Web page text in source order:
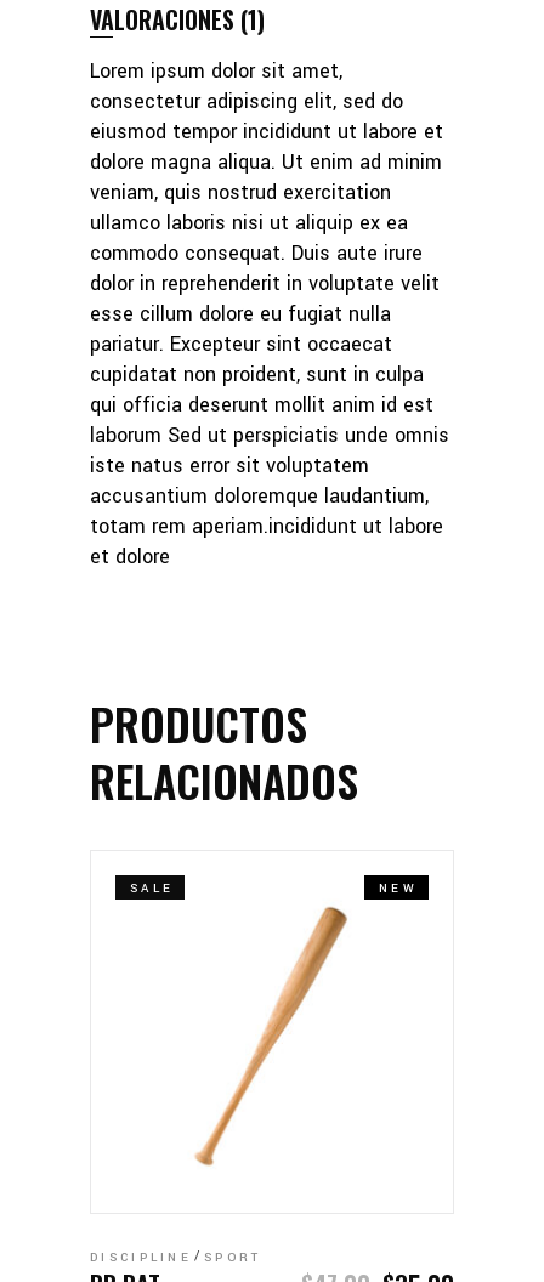
VALORACIONES (1)
Lorem ipsum dolor sit amet,
consectetur adipiscing elit, sed do
eiusmod tempor incididunt ut labore et
dolore magna aliqua. Ut enim ad minim
veniam, quis nostrud exercitation
ullamco laboris nisi ut aliquip ex ea
commodo consequat. Duis aute irure
dolor in reprehenderit in voluptate velit
esse cillum dolore eu fugiat nulla
pariatur. Excepteur sint occaecat
cupidatat non proident, sunt in culpa
qui officia deserunt mollit anim id est
laborum Sed ut perspiciatis unde omnis
iste natus error sit voluptatem
accusantium doloremque laudantium,
totam rem aperiam.incididunt ut labore
et dolore
PRODUCTOS
RELACIONADOS
SALE NEW
DISCIPLINE SPORT